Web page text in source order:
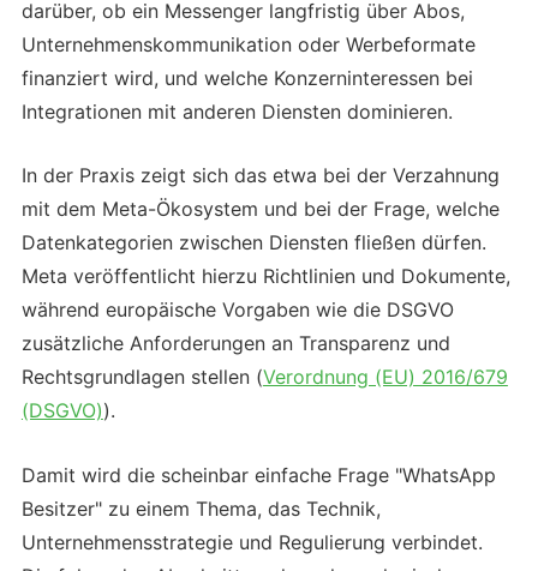
darüber, ob ein Messenger langfristig über Abos,
Unternehmenskommunikation oder Werbeformate
finanziert wird, und welche Konzerninteressen bei
Integrationen mit anderen Diensten dominieren.
In der Praxis zeigt sich das etwa bei der Verzahnung
mit dem Meta-Ökosystem und bei der Frage, welche
Datenkategorien zwischen Diensten fließen dürfen.
Meta veröffentlicht hierzu Richtlinien und Dokumente,
während europäische Vorgaben wie die DSGVO
zusätzliche Anforderungen an Transparenz und
Rechtsgrundlagen stellen (Verordnung (EU) 2016/679
(DSGVO)).
Damit wird die scheinbar einfache Frage "WhatsApp
Besitzer" zu einem Thema, das Technik,
Unternehmensstrategie und Regulierung verbindet.